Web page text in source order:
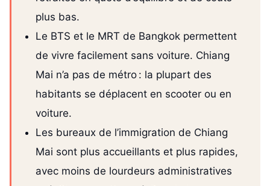
plus bas.
Le BTS et le MRT de Bangkok permettent
de vivre facilement sans voiture. Chiang
Mai n’a pas de métro : la plupart des
habitants se déplacent en scooter ou en
voiture.
Les bureaux de l’immigration de Chiang
Mai sont plus accueillants et plus rapides,
avec moins de lourdeurs administratives